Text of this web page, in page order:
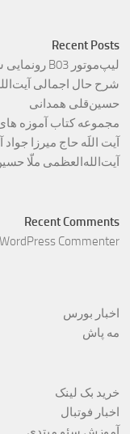
Recent Posts
لیپ‌موتور B03 رونمایی شد؛
شرح حال اجمالی
حسین‌قلی همدانی
مجموعه کتاب آموزه
آیت اللَه حاج میرزا جواد
آیت‌الله‌العظمی ملّا
Recent Comments
Commenter
اخبار بورس
مه پاش
خرید بک لینک
اخبار فوتبال